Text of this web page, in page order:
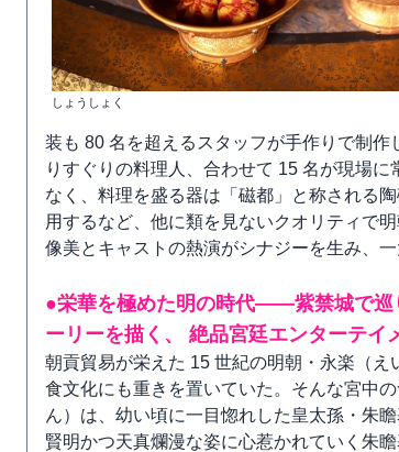
しょうしょく
装も 80 名を超えるスタッフが手作りで制
りすぐりの料理人、合わせて 15 名が現場
なく、料理を盛る器は「磁都」と称される
用するなど、他に類を見ないクオリティで
像美とキャストの熱演がシナジーを生み、
●栄華を極めた明の時代――紫禁城で巡
ーリーを描く、 絶品宮廷エンターテイ
朝貢貿易が栄えた 15 世紀の明朝・永楽（え
食文化にも重きを置いていた。そんな宮中
ん）は、幼い頃に一目惚れした皇太孫・朱
賢明かつ天真爛漫な姿に心惹かれていく朱